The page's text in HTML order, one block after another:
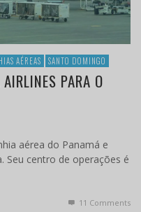
AÉREAS SANTO DOMINGO
PARA O
aérea do Panamá e
Seu centro de operações é
11 Comments